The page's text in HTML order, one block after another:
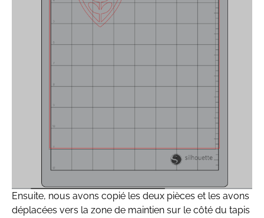
Ensuite, nous avons copié les deux pièces et les avons
déplacées vers la zone de maintien sur le côté du tapis